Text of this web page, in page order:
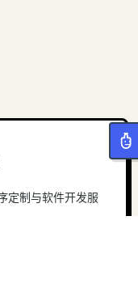
定制与软件开发服